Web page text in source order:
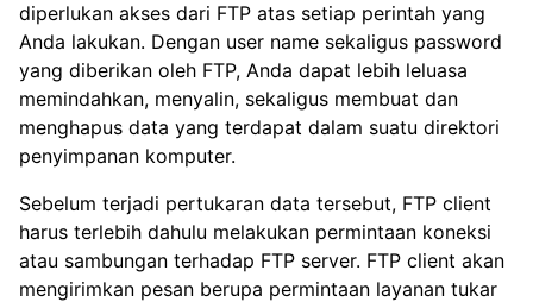
diperlukan akses dari FTP atas setiap perintah yang
Anda lakukan. Dengan user name sekaligus password
yang diberikan oleh FTP, Anda dapat lebih leluasa
memindahkan, menyalin, sekaligus membuat dan
menghapus data yang terdapat dalam suatu direktori
penyimpanan komputer.
Sebelum terjadi pertukaran data tersebut, FTP client
harus terlebih dahulu melakukan permintaan koneksi
atau sambungan terhadap FTP server. FTP client akan
mengirimkan pesan berupa permintaan layanan tukar